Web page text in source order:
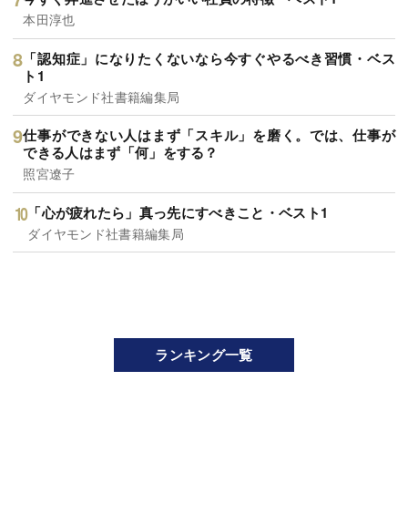
本田淳也
「認知症」になりたくないなら今すぐやるべき習慣・ベス
ト1
ダイヤモンド社書籍編集局
仕事ができない人はまず「スキル」を磨く。では、仕事が
できる人はまず「何」をする？
照宮遼子
「心が疲れたら」真っ先にすべきこと・ベスト1
ダイヤモンド社書籍編集局
ランキング一覧